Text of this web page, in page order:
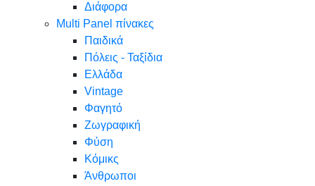
Διάφορα
Multi Panel πίνακες
Παιδικά
Πόλεις - Ταξίδια
Ελλάδα
Vintage
Φαγητό
Ζωγραφική
Φύση
Κόμικς
Άνθρωποι